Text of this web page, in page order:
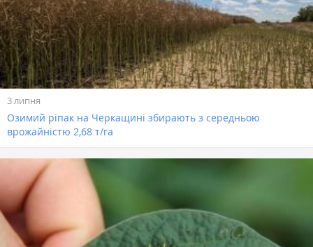
3 липня
Озимий ріпак на Черкащині збирають з середньою
врожайністю 2,68 т/га